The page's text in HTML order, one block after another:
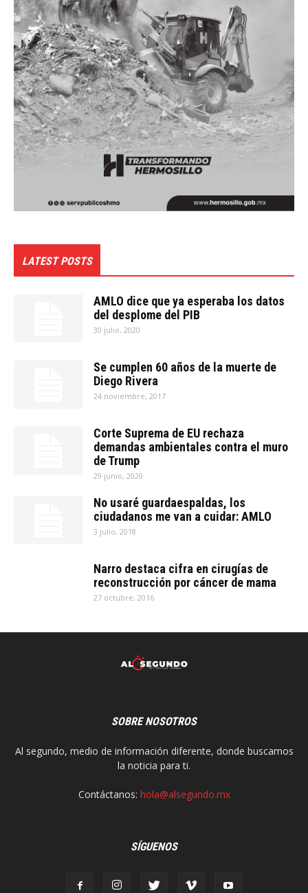
LATEST POSTS
AMLO dice que ya esperaba los datos
del desplome del PIB
30 julio, 2020
Se cumplen 60 años de la muerte de
Diego Rivera
24 noviembre, 2017
Corte Suprema de EU rechaza
demandas ambientales contra el muro
de Trump
29 junio, 2020
No usaré guardaespaldas, los
ciudadanos me van a cuidar: AMLO
3 julio, 2018
Narro destaca cifra en cirugías de
reconstrucción por cáncer de mama
27 octubre, 2016
SOBRE NOSOTROS
Al segundo, medio de información diferente, donde buscamos
la noticia para ti.
Contáctanos: hola@alsegundo.mx
SÍGUENOS